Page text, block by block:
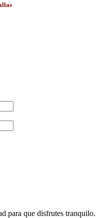
para que disfrutes tranquilo.